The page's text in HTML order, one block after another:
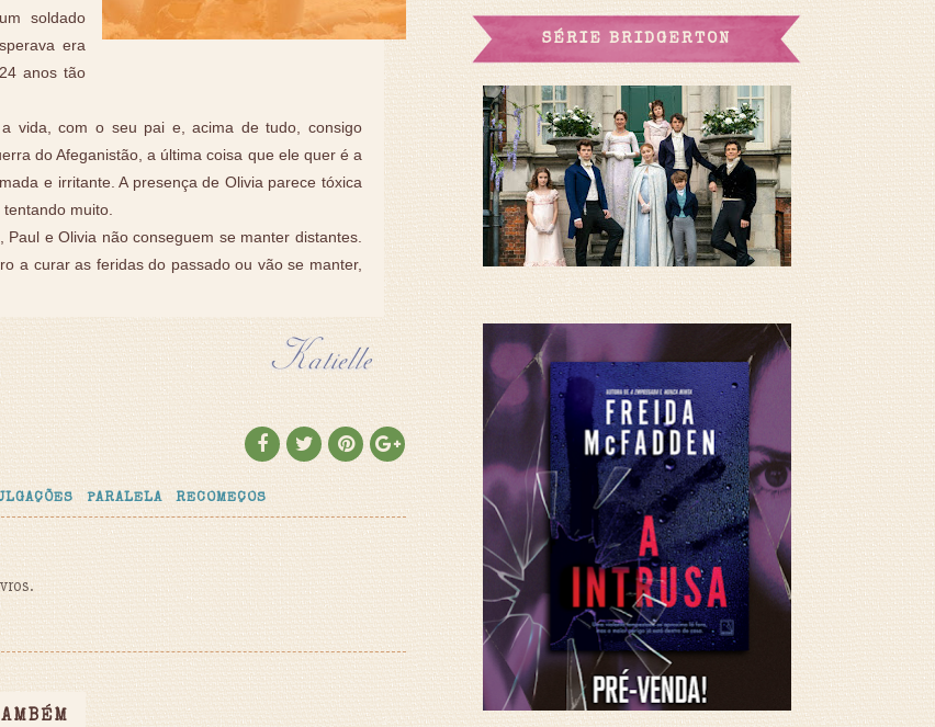
soldado
era
anos tão
vida, com o seu pai e, acima de tudo, consigo
do Afeganistão, a última coisa que ele quer é a
e irritante. A presença de Olivia parece tóxica
muito.
e Olivia não conseguem se manter distantes.
a curar as feridas do passado ou vão se manter,
PARALELA RECOMEÇOS
SÉRIE BRIDGERTON